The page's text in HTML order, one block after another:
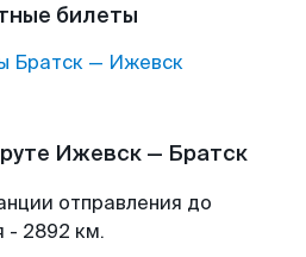
билеты
Братск — Ижевск
Ижевск — Братск
отправления до
- 2892 км.